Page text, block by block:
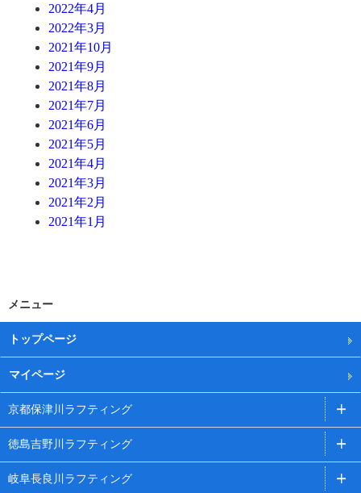
2022年4月
2022年3月
2021年10月
2021年9月
2021年8月
2021年7月
2021年6月
2021年5月
2021年4月
2021年3月
2021年2月
2021年1月
メニュー
トップページ
マイページ
京都保津川ラフティング
徳島吉野川ラフティング
岐阜長良川ラフティング